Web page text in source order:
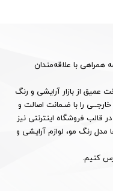
همراهی با علاقه‌مندان
بر تجربه ۲۰ ساله و شناخت عمیق از بازار آرایشی و رنگ
را با ضـمانت اصالت و
قالب فروشگاه اینترنتی نیز
رنگ مو، لوازم آرایشی و
کنیم.